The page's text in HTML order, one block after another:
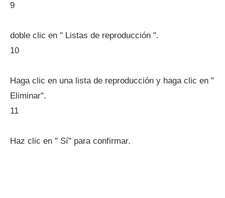
9
doble clic en " Listas de reproducción ".
10
Haga clic en una lista de reproducción y haga clic en "
Eliminar".
11
Haz clic en " Sí" para confirmar.